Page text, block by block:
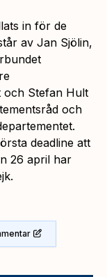
in för de
av Jan Sjölin,
och Stefan Hult
och
deadline att
26 april har